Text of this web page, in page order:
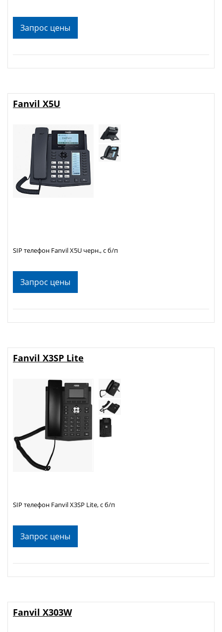
Запрос цены
Запрос цены
Fanvil X5U
SIP телефон Fanvil X5U черн., с б/п
Запрос цены
Fanvil X3SP Lite
SIP телефон Fanvil X3SP Lite, с б/п
Fanvil X303W